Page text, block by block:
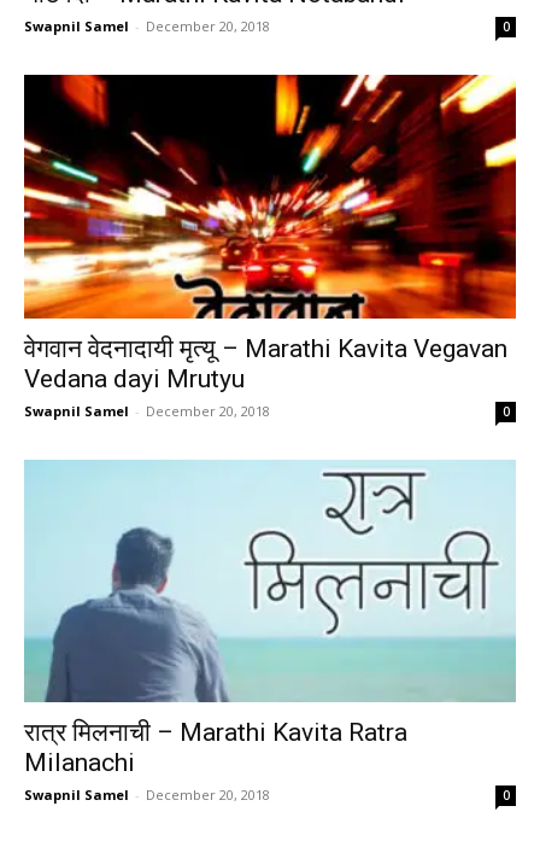
Swapnil Samel - December 20, 2018 0
वेगवान वेदनादायी मृत्यू – Marathi Kavita Vegavan
Vedana dayi Mrutyu
Swapnil Samel - December 20, 2018 0
रात्र मिलनाची – Marathi Kavita Ratra
Milanachi
Swapnil Samel - December 20, 2018 0